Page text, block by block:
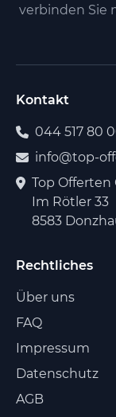
verbinden Sie
Kontakt
044 517 80
info@top-
Top Offerten
Im Rötler 33
8583
Rechtliches
Über uns
FAQ
Impressum
Datenschutz
AGB